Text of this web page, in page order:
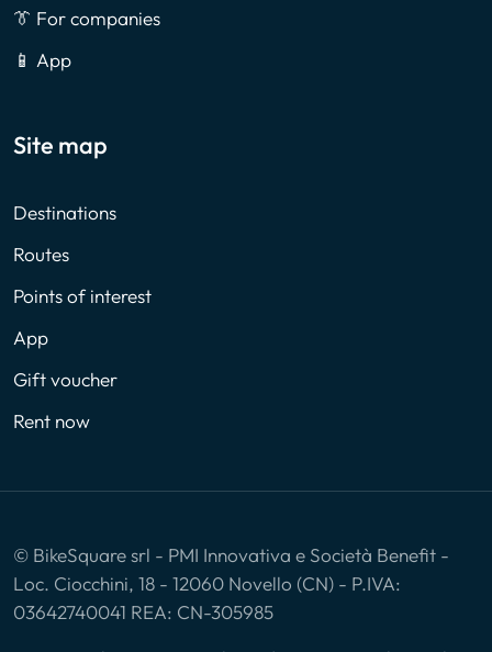
👔 For companies
📱 App
Site map
Destinations
Routes
Points of interest
App
Gift voucher
Rent now
© BikeSquare srl - PMI Innovativa e Società Benefit -
Loc. Ciocchini, 18 - 12060 Novello (CN) - P.IVA:
03642740041 REA: CN-305985